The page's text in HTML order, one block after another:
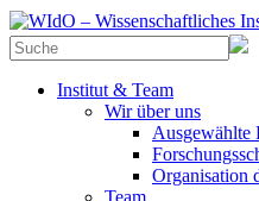
Institut & Team
Wir über uns
Ausgewählte
Organisation
Team